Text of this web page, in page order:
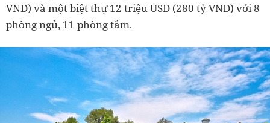
VND) và một biệt thự 12 triệu USD (280 tỷ VND) với 8
phòng ngủ, 11 phòng tắm.